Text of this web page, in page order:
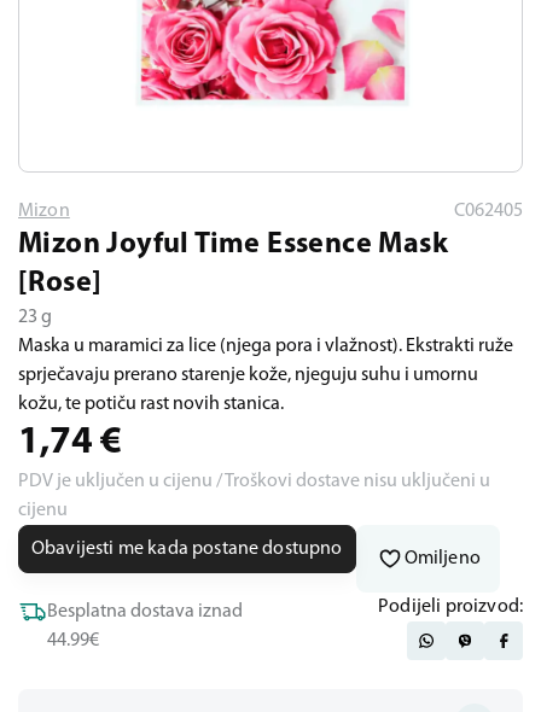
Mizon C062405
Mizon Joyful Time Essence Mask
[Rose]
23 g
Maska u maramici za lice (njega pora i vlažnost). Ekstrakti ruže
sprječavaju prerano starenje kože, njeguju suhu i umornu
kožu, te potiču rast novih stanica.
1,74 €
PDV je uključen u cijenu / Troškovi dostave nisu uključeni u
cijenu
Obavijesti me kada postane dostupno
Omiljeno
Besplatna dostava iznad
44.99€
Podijeli proizvod: